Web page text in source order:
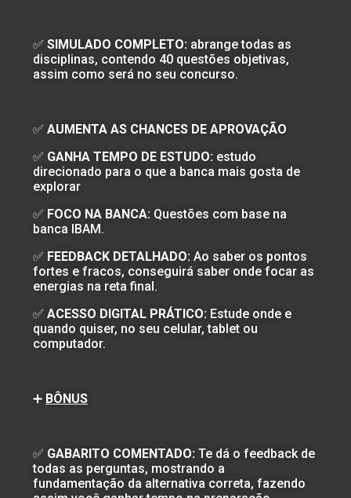
✅ SIMULADO COMPLETO: abrange todas as
disciplinas, contendo 40 questões objetivas,
assim como será no seu concurso.
✅ AUMENTA AS CHANCES DE APROVAÇÃO
✅ GANHA TEMPO DE ESTUDO: estudo
direcionado para o que a banca mais gosta de
explorar
✅ FOCO NA BANCA: Questões com base na
banca IBAM.
✅ FEEDBACK DETALHADO: Ao saber os pontos
fortes e fracos, conseguirá saber onde focar as
energias na reta final.
✅ ACESSO DIGITAL PRÁTICO: Estude onde e
quando quiser, no seu celular, tablet ou
computador.
➕ BÔNUS
✅ GABARITO COMENTADO: Te dá o feedback de
todas as perguntas, mostrando a
fundamentação da alternativa correta, fazendo